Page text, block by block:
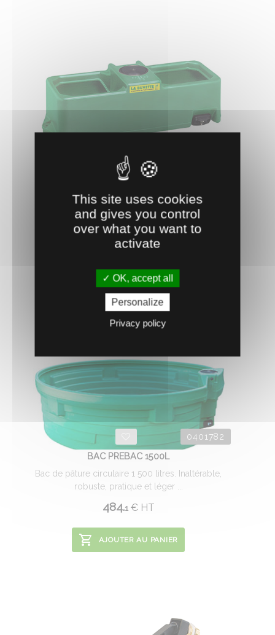
BAC PREBAC 70 L
Abreuvoir double accès, PEHD Polychoc avec
robinetterie à flotteur gros débit (32 ...
136.3 €HT
AJOUTER AU PANIER
0401782
BAC PREBAC 1500L
Bac de pâture circulaire 1 500 litres. Inaltérable,
robuste, pratique et léger ...
484.1 €HT
AJOUTER AU PANIER
This site uses cookies
and gives you control
over what you want to
activate
OK, accept all
Personalize
Privacy policy